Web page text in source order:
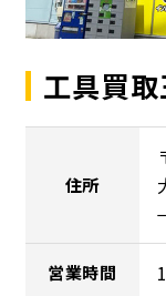
工具買
住所
営業時間